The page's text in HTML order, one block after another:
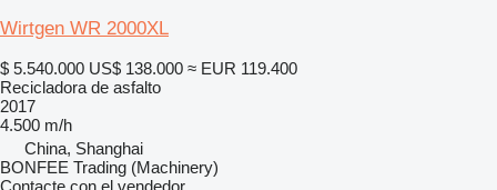
Wirtgen WR 2000XL
$ 5.540.000 US$ 138.000 ≈ EUR 119.400
Recicladora de asfalto
2017
4.500 m/h
China, Shanghai
BONFEE Trading (Machinery)
Contacte con el vendedor